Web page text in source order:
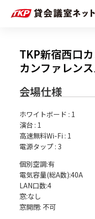
TKP新宿西口
カンファレン
会場仕様
ホワイトボード : 1
演台 : 1
高速無料Wi-Fi : 1
電源タップ : 3
個別空調:有
電気容量(総A数):40A
LAN口数:4
窓:なし